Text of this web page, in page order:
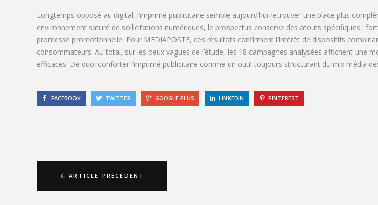
Longtemps opposé au digital, l’imprimé publicitaire semble aujourd’hui retrouver une place plus
environnement saturé de sollicitations numériques, le prospectus conserve des atouts spécifiques :
promesse promotionnelle. Pour MEDIAPOSTE, ces résultats confirment l’intérêt de dispositifs
consommateurs. Au total, sur les deux vagues de l’étude, les 18 campagnes analysées affichent une
efficaces. De quoi conforter l’imprimé publicitaire comme un outil toujours structurant du mix média
FACEBOOK TWITTER GOOGLE PLUS LINKEDIN PINTEREST
ARTICLE PRÉCÉDENT